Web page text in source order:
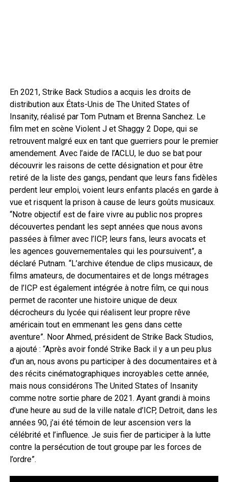
En 2021, Strike Back Studios a acquis les droits de
distribution aux États-Unis de The United States of
Insanity, réalisé par Tom Putnam et Brenna Sanchez. Le
film met en scène Violent J et Shaggy 2 Dope, qui se
retrouvent malgré eux en tant que guerriers pour le premier
amendement. Avec l’aide de l’ACLU, le duo se bat pour
découvrir les raisons de cette désignation et pour être
retiré de la liste des gangs, pendant que leurs fans fidèles
perdent leur emploi, voient leurs enfants placés en garde à
vue et risquent la prison à cause de leurs goûts musicaux.
“Notre objectif est de faire vivre au public nos propres
découvertes pendant les sept années que nous avons
passées à filmer avec l’ICP, leurs fans, leurs avocats et
les agences gouvernementales qui les poursuivent”, a
déclaré Putnam. “L’archive étendue de clips musicaux, de
films amateurs, de documentaires et de longs métrages
de l’ICP est également intégrée à notre film, ce qui nous
permet de raconter une histoire unique de deux
décrocheurs du lycée qui réalisent leur propre rêve
américain tout en emmenant les gens dans cette
aventure”. Noor Ahmed, président de Strike Back Studios,
a ajouté : “Après avoir fondé Strike Back il y a un peu plus
d’un an, nous avons pu participer à des documentaires et à
des récits cinématographiques incroyables cette année,
mais nous considérons The United States of Insanity
comme notre sortie phare de 2021. Ayant grandi à moins
d’une heure au sud de la ville natale d’ICP, Detroit, dans les
années 90, j’ai été témoin de leur ascension vers la
célébrité et l’influence. Je suis fier de participer à la lutte
contre la persécution de tout groupe par les forces de
l’ordre”.